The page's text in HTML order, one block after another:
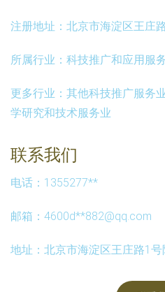
注册地址： 北京市海淀区王庄
所属行业： 科技推广和应用服
更多行业： 其他科技推广服务
学研究和技术服务业
联系我们
电话：1355277**
邮箱：4600d**882@qq.com
地址：北京市海淀区王庄路1